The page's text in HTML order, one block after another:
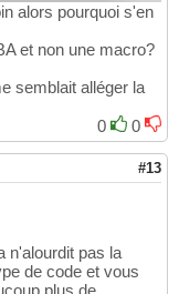
alors pourquoi s'en
et non une macro?
semblait alléger la
0
0
#13
n'alourdit pas la
de code et vous
plus de